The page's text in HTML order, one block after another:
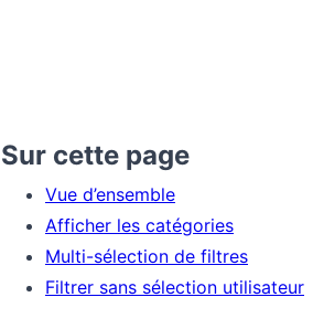
Sur cette page
Vue d’ensemble
Afficher les catégories
Multi-sélection de filtres
Filtrer sans sélection utilisateur